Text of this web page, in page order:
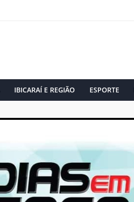
IBICARAÍ E REGIÃO ESPORTE